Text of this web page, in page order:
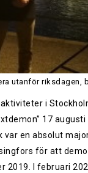
utanför riksdagen,
i
17
en absolut
för att
2019. I februari